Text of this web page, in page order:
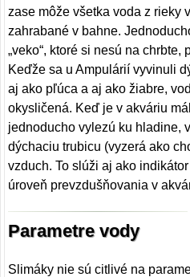
zase môže všetka voda z rieky
zahrabané v bahne.
„veko“, ktoré si nesú na chrbte,
Keďže sa u Ampulárií vyvinuli
aj ako pľúca a aj ako žiabre,
okysličená. Keď je v akváriu
jednoducho vylezú ku hladine,
dýchaciu trubicu (vyzerá ako
vzduch. To slúži aj ako
úroveň prevzdušňovania v
Parametre vody
Slimáky nie sú citlivé na